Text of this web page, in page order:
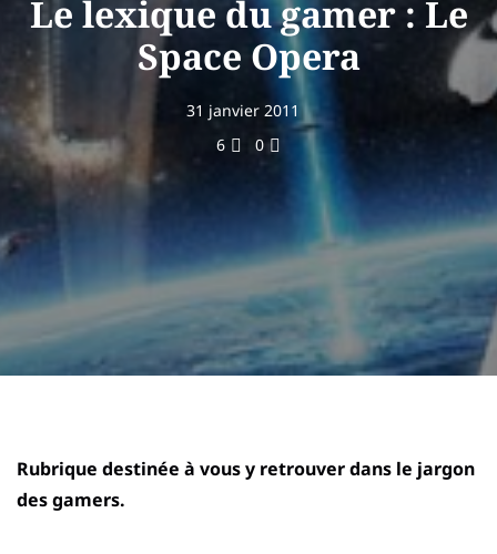
Le lexique du gamer : Le
Space Opera
31 janvier 2011
6
0
Rubrique destinée à vous y retrouver dans le jargon
des gamers.